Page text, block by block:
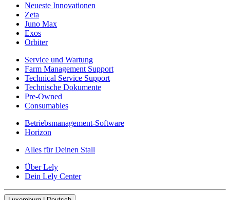
Neueste Innovationen
Zeta
Juno Max
Exos
Orbiter
Service und Wartung
Farm Management Support
Technical Service Support
Technische Dokumente
Pre-Owned
Consumables
Betriebsmanagement-Software
Horizon
Alles für Deinen Stall
Über Lely
Dein Lely Center